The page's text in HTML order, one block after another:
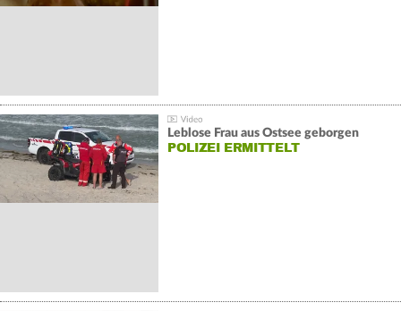
Leblose Frau aus Ostsee geborgen
POLIZEI ERMITTELT